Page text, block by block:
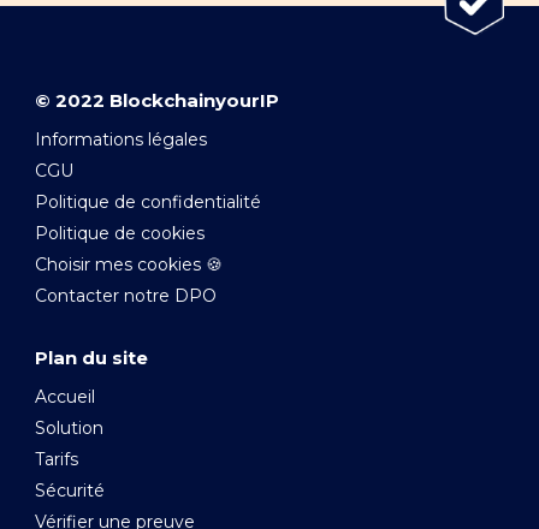
© 2022 BlockchainyourIP
Informations légales
CGU
Politique de confidentialité
Politique de cookies
Choisir mes cookies 🍪
Contacter notre DPO
Plan du site
Accueil
Solution
Tarifs
Sécurité
Vérifier une preuve